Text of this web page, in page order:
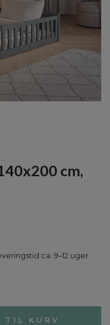
cm,
ca. 9–12 uger.
KURV